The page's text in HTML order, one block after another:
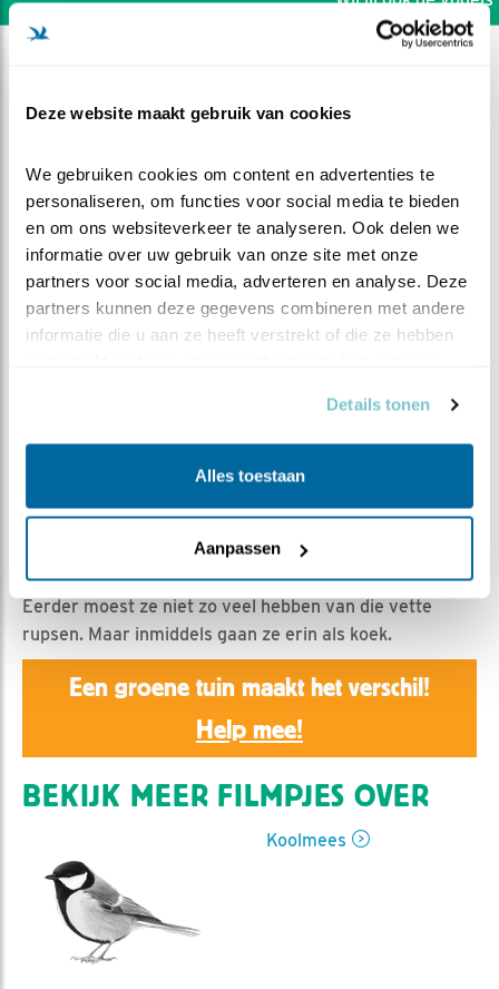
Deze website maakt gebruik van cookies
We gebruiken cookies om content en advertenties te
personaliseren, om functies voor social media te bieden
en om ons websiteverkeer te analyseren. Ook delen we
informatie over uw gebruik van onze site met onze
partners voor social media, adverteren en analyse. Deze
partners kunnen deze gegevens combineren met andere
informatie die u aan ze heeft verstrekt of die ze hebben
Details tonen
Alles toestaan
Aanpassen
Vrouw lust ze rauw
Nella | Geplaatst op 15 april 2019, 11:17 |
Eerder moest ze niet zo veel hebben van die vette
rupsen. Maar inmiddels gaan ze erin als koek.
Een groene tuin maakt het verschil!
Help mee!
BEKIJK MEER FILMPJES OVER
Koolmees